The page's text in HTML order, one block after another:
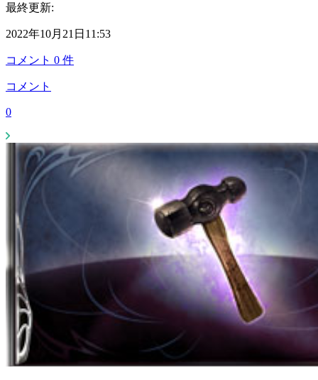
最終更新:
2022年10月21日11:53
コメント 0 件
コメント
0